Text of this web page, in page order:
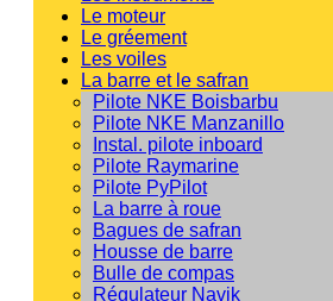
Le moteur
Le gréement
Les voiles
La barre et le safran
Pilote NKE Boisbarbu
Pilote NKE Manzanillo
Instal. pilote inboard
Pilote Raymarine
Pilote PyPilot
La barre à roue
Bagues de safran
Housse de barre
Bulle de compas
Régulateur Navik